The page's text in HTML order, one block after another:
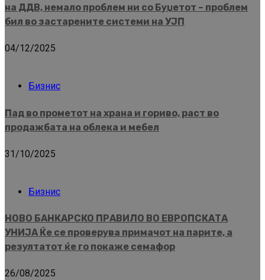
на ДДВ, немало проблем ни со Буџетот – проблем
бил во застарените системи на УЈП
04/12/2025
Бизнис
Пад во прометот на храна и гориво, раст во
продажбата на облека и мебел
31/10/2025
Бизнис
НОВО БАНКАРСКО ПРАВИЛО ВО ЕВРОПСКАТА
УНИЈА Ќе се проверува примачот на парите, а
резултатот ќе го покаже семафор
26/08/2025